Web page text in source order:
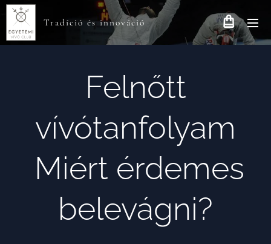
Tradíció és innováció
Felnőtt
vívótanfolyam
Miért érdemes
belevágni?